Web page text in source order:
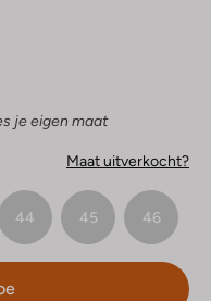
je eigen maat
Maat uitverkocht?
44 45 46